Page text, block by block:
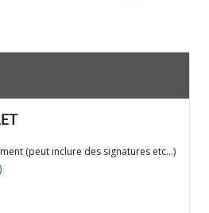
(peut inclure des signatures etc…)